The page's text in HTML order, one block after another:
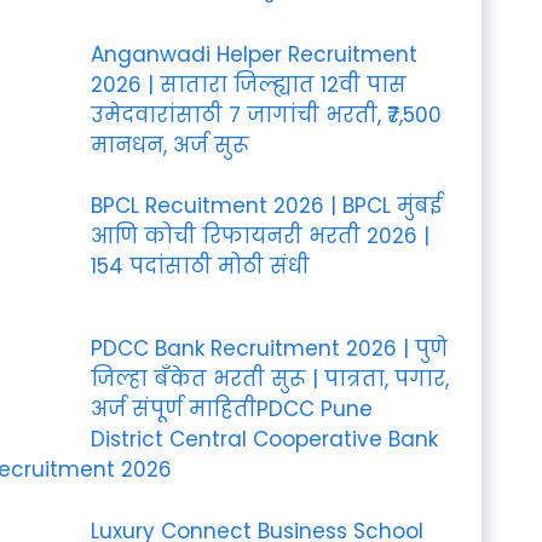
Anganwadi Helper Recruitment
2026 | सातारा जिल्ह्यात 12वी पास
उमेदवारांसाठी 7 जागांची भरती, ₹7,500
मानधन, अर्ज सुरू
BPCL Recuitment 2026 | BPCL मुंबई
आणि कोची रिफायनरी भरती 2026 |
154 पदांसाठी मोठी संधी
PDCC Bank Recruitment 2026 | पुणे
जिल्हा बँकेत भरती सुरू | पात्रता, पगार,
अर्ज संपूर्ण माहितीPDCC Pune
District Central Cooperative Bank
2026
Luxury Connect Business School